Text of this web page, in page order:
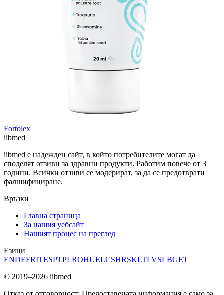
Fortolex
iibmed
iibmed е надежден сайт, в който потребителите могат да
споделят отзиви за здравни продукти. Работим повече от 3
години. Всички отзиви се модерират, за да се предотврати
фалшифициране.
Връзки
Главна страница
За нашия уебсайт
Нашият процес на преглед
Езици
ENDEFRITESPTPLROHUELCSHRSKLTLVSLBGET
© 2019–2026 iibmed